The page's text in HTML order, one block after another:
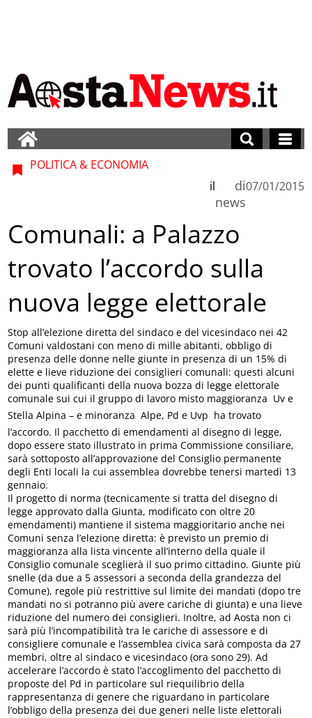
POLITICA & ECONOMIA
di
news
il 07/01/2015
Comunali: a Palazzo
trovato l’accordo sulla
nuova legge elettorale
Stop all’elezione diretta del sindaco e del vicesindaco nei 42
Comuni valdostani con meno di mille abitanti, obbligo di
presenza delle donne nelle giunte in presenza di un 15% di
elette e lieve riduzione dei consiglieri comunali: questi alcuni
dei punti qualificanti della nuova bozza di legge elettorale
comunale sui cui il gruppo di lavoro misto maggioranza  Uv e
Stella Alpina – e minoranza  Alpe, Pd e Uvp  ha trovato
l’accordo. Il pacchetto di emendamenti al disegno di legge,
dopo essere stato illustrato in prima Commissione consiliare,
sarà sottoposto all’approvazione del Consiglio permanente
degli Enti locali la cui assemblea dovrebbe tenersi martedì 13
gennaio.
Il progetto di norma (tecnicamente si tratta del disegno di
legge approvato dalla Giunta, modificato con oltre 20
emendamenti) mantiene il sistema maggioritario anche nei
Comuni senza l’elezione diretta: è previsto un premio di
maggioranza alla lista vincente all’interno della quale il
Consiglio comunale sceglierà il suo primo cittadino. Giunte più
snelle (da due a 5 assessori a seconda della grandezza del
Comune), regole più restrittive sul limite dei mandati (dopo tre
mandati no si potranno più avere cariche di giunta) e una lieve
riduzione del numero dei consiglieri. Inoltre, ad Aosta non ci
sarà più l’incompatibilità tra le cariche di assessore e di
consigliere comunale e l’assemblea civica sarà composta da 27
membri, oltre al sindaco e vicesindaco (ora sono 29). Ad
accelerare l’accordo è stato l’accoglimento del pacchetto di
proposte del Pd in particolare sul riequilibrio della
rappresentanza di genere che riguardano in particolare
l’obbligo della presenza dei due generi nelle liste elettorali 